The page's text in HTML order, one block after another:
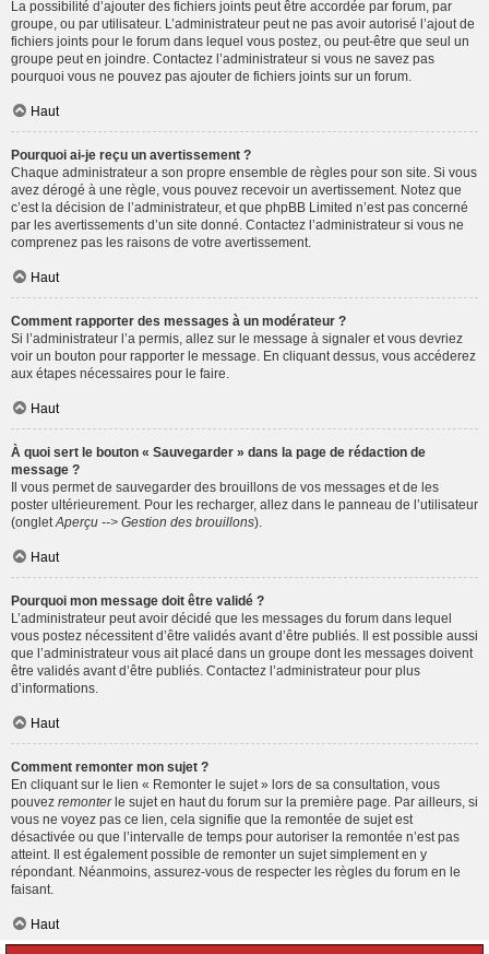
La possibilité d’ajouter des fichiers joints peut être accordée par forum, par
groupe, ou par utilisateur. L’administrateur peut ne pas avoir autorisé l’ajout de
fichiers joints pour le forum dans lequel vous postez, ou peut-être que seul un
groupe peut en joindre. Contactez l’administrateur si vous ne savez pas
pourquoi vous ne pouvez pas ajouter de fichiers joints sur un forum.
Haut
Pourquoi ai-je reçu un avertissement ?
Chaque administrateur a son propre ensemble de règles pour son site. Si vous
avez dérogé à une règle, vous pouvez recevoir un avertissement. Notez que
c’est la décision de l’administrateur, et que phpBB Limited n’est pas concerné
par les avertissements d’un site donné. Contactez l’administrateur si vous ne
comprenez pas les raisons de votre avertissement.
Haut
Comment rapporter des messages à un modérateur ?
Si l’administrateur l’a permis, allez sur le message à signaler et vous devriez
voir un bouton pour rapporter le message. En cliquant dessus, vous accéderez
aux étapes nécessaires pour le faire.
Haut
À quoi sert le bouton « Sauvegarder » dans la page de rédaction de
message ?
Il vous permet de sauvegarder des brouillons de vos messages et de les
poster ultérieurement. Pour les recharger, allez dans le panneau de l’utilisateur
(onglet Aperçu --> Gestion des brouillons).
Haut
Pourquoi mon message doit être validé ?
L’administrateur peut avoir décidé que les messages du forum dans lequel
vous postez nécessitent d’être validés avant d’être publiés. Il est possible aussi
que l’administrateur vous ait placé dans un groupe dont les messages doivent
être validés avant d’être publiés. Contactez l’administrateur pour plus
d’informations.
Haut
Comment remonter mon sujet ?
En cliquant sur le lien « Remonter le sujet » lors de sa consultation, vous
pouvez remonterle sujet en haut du forum sur la première page. Par ailleurs, si
vous ne voyez pas ce lien, cela signifie que la remontée de sujet est
désactivée ou que l’intervalle de temps pour autoriser la remontée n’est pas
atteint. Il est également possible de remonter un sujet simplement en y
répondant. Néanmoins, assurez-vous de respecter les règles du forum en le
faisant.
Haut